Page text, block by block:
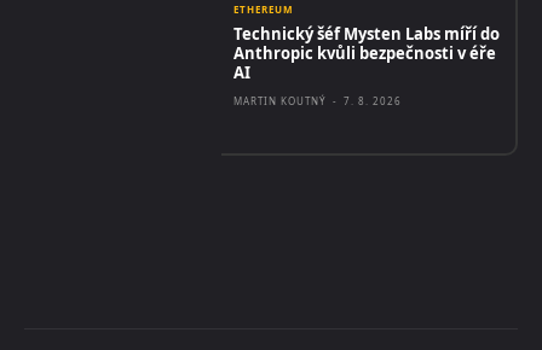
ETHEREUM
Technický šéf Mysten Labs míří do
Anthropic kvůli bezpečnosti v éře
AI
MARTIN KOUTNÝ - 7. 8. 2026